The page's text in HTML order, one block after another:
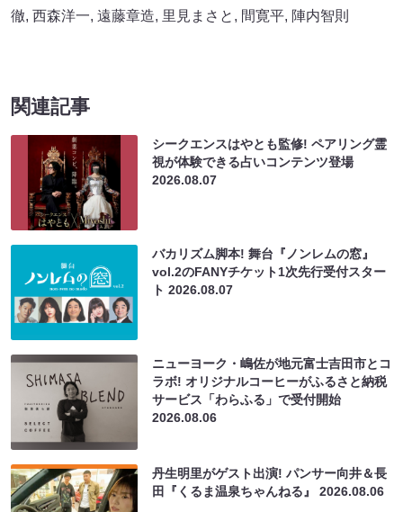
徹, 西森洋一, 遠藤章造, 里見まさと , 間寛平, 陣内智則
関連記事
シークエンスはやとも監修! ペアリング霊
視が体験できる占いコンテンツ登場
2026.08.07
バカリズム脚本! 舞台『ノンレムの窓』
vol.2のFANYチケット1次先行受付スター
ト2026.08.07
ニューヨーク・嶋佐が地元富士吉田市とコ
ラボ! オリジナルコーヒーがふるさと納税
サービス「わらふる」で受付開始
2026.08.06
丹生明里がゲスト出演! パンサー向井＆長
田『くるま温泉ちゃんねる』2026.08.06